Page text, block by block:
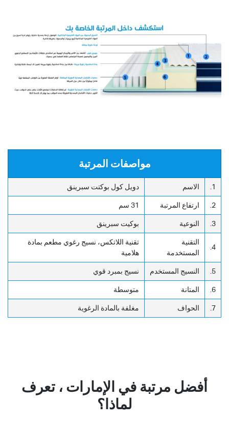
مواصفات المرتبة
1. الاسم دويل كول بوكتت سبرينق
2. ارتفاع المرتبة 31 سم
3. النوعية بوكيت سبرينق
4.
التقنية
المستخدمة
تقنية اللاتكس، نسيج رغوي مطعم بمادة
هلامية
5. النسيج المستخدم نسيج بمبرد قوي
6. المتانة متوسطة
7. الحواف مغلفة بالمادة الرغوية
أفضل مرتبة في الإمارات ، تعرف
لماذا؟